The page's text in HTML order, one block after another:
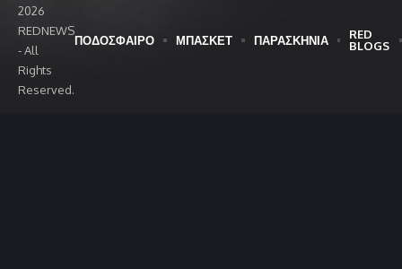
2026
REDNEWS
- All
Rights
Reserved.
ΠΟΔΟΣΦΑΙΡΟ ΜΠΑΣΚΕΤ ΠΑΡΑΣΚΗΝΙΑ
RED
BLOGS